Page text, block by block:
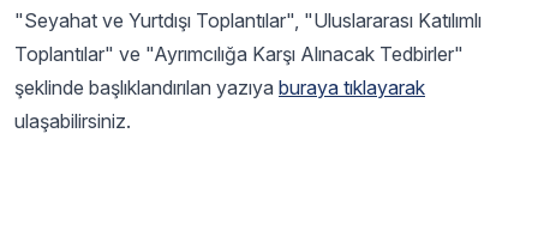
"Seyahat ve Yurtdışı Toplantılar", "Uluslararası Katılımlı
Toplantılar" ve "Ayrımcılığa Karşı Alınacak Tedbirler"
şeklinde başlıklandırılan yazıya buraya tıklayarak
ulaşabilirsiniz.